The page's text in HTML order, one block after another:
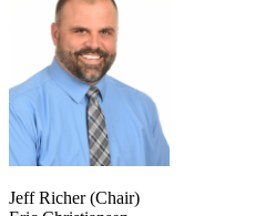
Jeff Richer (Chair)